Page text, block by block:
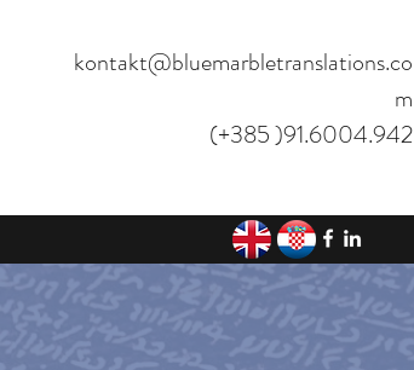
kontakt@bluemarbletranslations.co
m
(+385 )91.6004.942